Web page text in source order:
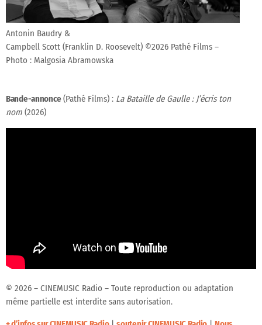
Antonin Baudry &
Campbell Scott (Franklin D. Roosevelt) ©2026 Pathé Films –
Photo : Malgosia Abramowska
Bande-annonce(Pathé Films) : La Bataille de Gaulle : J’écris ton
nom (2026)
© 2026 – CINEMUSIC Radio – Toute reproduction ou adaptation
même partielle est interdite sans autorisation.